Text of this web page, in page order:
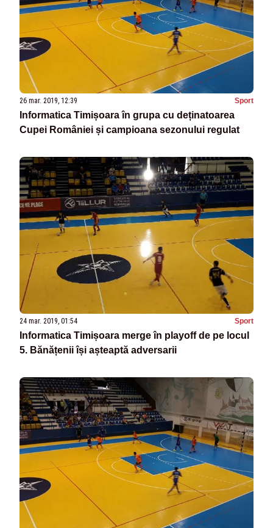
26 mar. 2019, 12:39 Sport
Informatica Timișoara în grupa cu deținatoarea
Cupei României și campioana sezonului regulat
24 mar. 2019, 01:54 Sport
Informatica Timișoara merge în playoff de pe locul
5. Bănățenii își așteaptă adversarii